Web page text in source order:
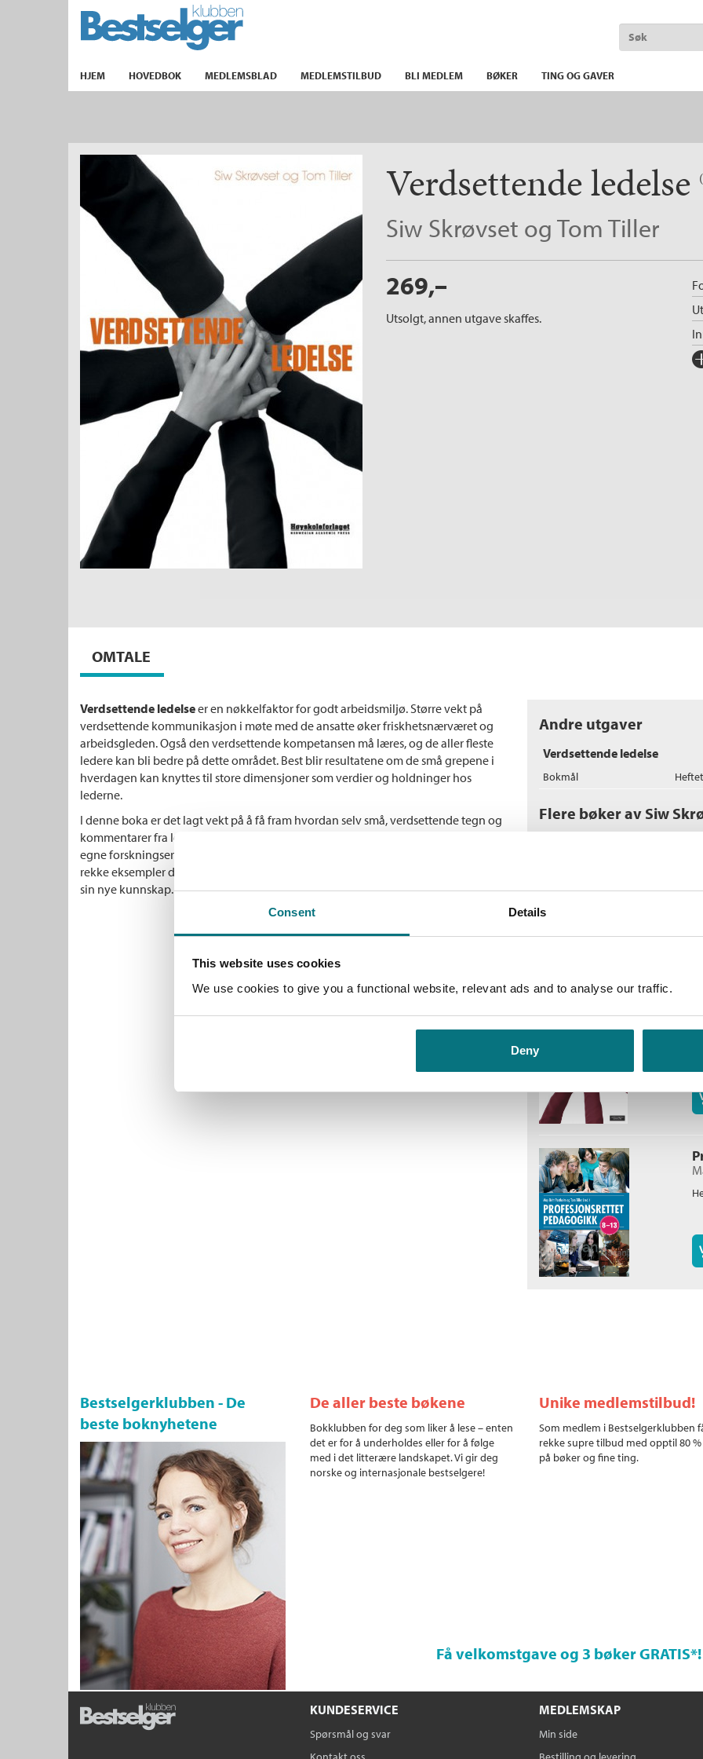
Consent Details
This website uses cookies
We use cookies to give you a functional website, relevant ads and to analyse our traffic.
Deny
TIL FORSIDEN
HJEM HOVEDBOK MEDLEMSBLAD MEDLEMSTILBUD BLI MEDLEM BØKER TING OG GAVER
Verdsettende ledelse
Siw Skrøvset og Tom Tiller
269,–
Utsolgt, annen utgave skaffes.
OMTALE
Verdsettende ledelseer en nøkkelfaktor for godt arbeidsmiljø. Større vekt på
verdsettende kommunikasjon i møte med de ansatte øker friskhetsnærværet og
arbeidsgleden. Også den verdsettende kompetansen må læres, og de aller fleste
ledere kan bli bedre på dette området. Best blir resultatene om de små grepene i
hverdagen kan knyttes til store dimensjoner som verdier og holdninger hos
lederne.
I denne boka er det lagt vekt på å få fram hvordan selv små, verdsettende tegn og
kommentarer fra ledelsen kan gi store positive konsekvenser. Forfatterne viser til
egne forskningserfaringer fra skole, idrett, kommuner og næringsliv og beskriver en
rekke eksempler der ledere har lært verdsettingens betydning og aktivt praktiserer
sin nye kunnskap.
Andre utgaver
Verdsettende ledelse
Bokmål Heftet
Flere bøker av Siw
Bestselgerklubben - De
beste boknyhetene
De aller beste bøkene
Bokklubben for deg som liker å lese – enten
det er for å underholdes eller for å følge
med i det litterære landskapet. Vi gir deg
norske og internasjonale bestselgere!
Unike medlemstilbud!
Som medlem i Bestselgerklubben
rekke supre tilbud med opptil 80
på bøker og fine ting.
Få velkomstgave og 3 bøker GRATIS*!
KUNDESERVICE
Spørsmål og svar
MEDLEMSKAP
Min side